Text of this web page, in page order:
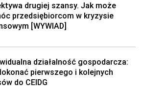
drugiej szansy. Jak może
przedsiębiorcom w kryzysie
[WYWIAD]
działalność gospodarcza:
pierwszego i kolejnych
do CEIDG